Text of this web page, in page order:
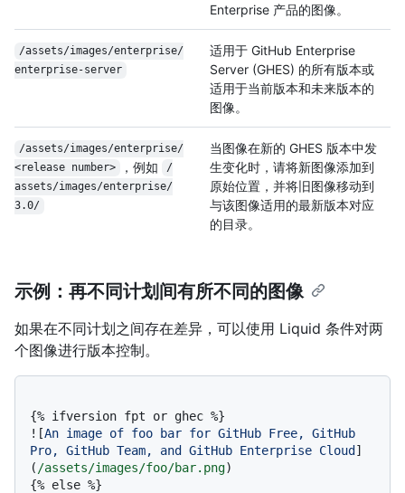
Enterprise 产品的图像。
/assets/images/enterprise/
enterprise-server
适用于 GitHub Enterprise
Server (GHES) 的所有版本或
适用于当前版本和未来版本的
图像。
/assets/images/enterprise/
<release number>
，例如
/
assets/images/enterprise/
3.0/
当图像在新的 GHES 版本中发
生变化时，请将新图像添加到
原始位置，并将旧图像移动到
与该图像适用的最新版本对应
的目录。
示例：再不同计划间有所不同的图像
如果在不同计划之间存在差异，可以使用 Liquid 条件对两
个图像进行版本控制。
{% ifversion fpt or ghec %}
![An image of foo bar for GitHub Free, GitHub
Pro, GitHub Team, and GitHub Enterprise Cloud ]
( /assets/images/foo/bar.png)
{% else %}